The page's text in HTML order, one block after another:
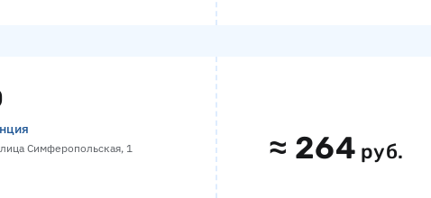
Симферопольская, 1 ≈ 264 руб.